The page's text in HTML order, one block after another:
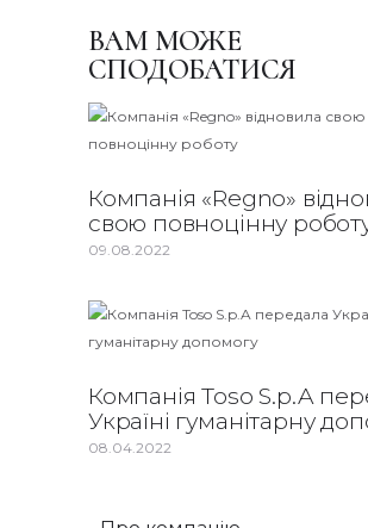
ВАМ МОЖЕ
СПОДОБАТИСЯ
Компанія «Regno»
свою повноцінну
09.08.2022
Компанія Toso S.p.A
Україні гуманітарну
08.04.2022